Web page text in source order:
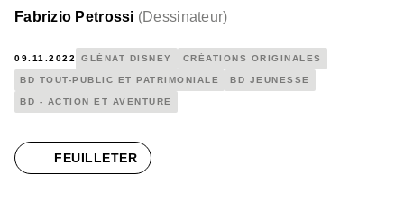
Fabrizio Petrossi (Dessinateur)
09.11.2022 GLÉNAT DISNEY CRÉATIONS ORIGINALES
BD TOUT-PUBLIC ET PATRIMONIALE BD JEUNESSE
BD - ACTION ET AVENTURE
FEUILLETER